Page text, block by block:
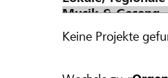
Keine Projekte